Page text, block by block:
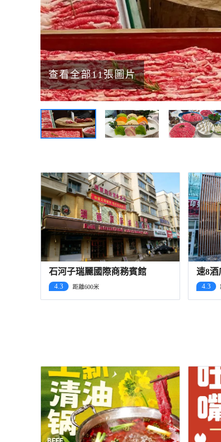
查看全部11張圖片
石河子瑞麗國際商務賓館
4.3 距離600米
速8酒
4.3